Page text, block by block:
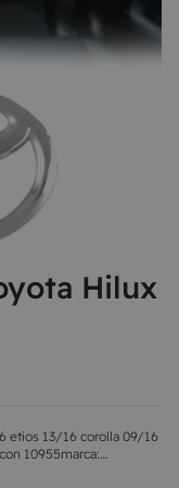
Hilux
etios 13/16 corolla 09/16
10955marca: